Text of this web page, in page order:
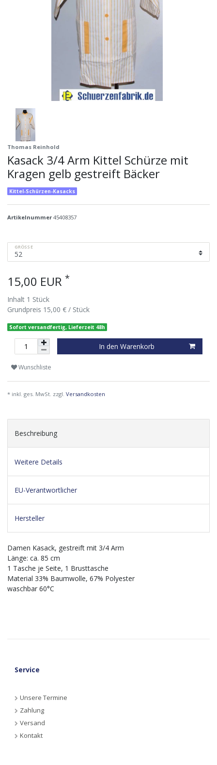
Thomas Reinhold
Kasack 3/4 Arm Kittel Schürze mit
Kragen gelb gestreift Bäcker
Kittel-Schürzen-Kasacks
Artikelnummer 45408357
GRÖSSE
15,00 EUR *
Inhalt 1 Stück
Grundpreis 15,00 € / Stück
Sofort versandfertig, Lieferzeit 48h
In den Warenkorb
Wunschliste
* inkl. ges. MwSt. zzgl. Versandkosten
Beschreibung
Weitere Details
EU-Verantwortlicher
Hersteller
Damen Kasack, gestreift mit 3/4 Arm
Länge: ca. 85 cm
1 Tasche je Seite, 1 Brusttasche
Material 33% Baumwolle, 67% Polyester
waschbar 60°C
Service
Unsere Termine
Zahlung
Versand
Kontakt